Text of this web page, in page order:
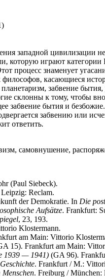
западной цивилизации
которую играют
процесс знаменует
касающиеся
забвение
склонны к тому, чтобы
забвение бытия и
забвению или
ответить.
самовнушение,
(Paul Siebeck).
Reclam.
der Demokratie. In Die
Aufsätze. Frankfurt:
, 23, 193.
Klostermann.
am Main: Vittorio
15). Frankfurt am Main:
1939 — 1941) (GA 96).
. Frankfurt / M.:
. Freiburg / München: